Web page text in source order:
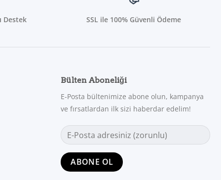
Destek SSL ile 100% Güvenli Ödeme
Bülten Aboneliği
E-Posta bültenimize abone olun, kampanya
ve fırsatlardan ilk sizi haberdar edelim!